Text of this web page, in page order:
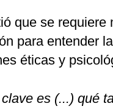
que se requiere
para entender
éticas y
es (...) qué